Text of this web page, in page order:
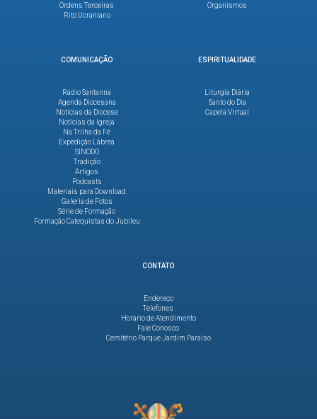
Ordens Terceiras
Rito Ucraniano
Organismos
COMUNICAÇÃO
Rádio Santanna
Agenda Diocesana
Notícias da Diocese
Notícias da Igreja
Na Trilha da Fé
Expedição Lábrea
SINODO
Tradição
Artigos
Podcasts
Materiais para Download
Galeria de Fotos
Série de Formação
Formação Catequistas do Jubileu
ESPIRITUALIDADE
Liturgia Diária
Santo do Dia
Capela Virtual
CONTATO
Endereço
Telefones
Horário de Atendimento
Fale Conosco
Cemitério Parque Jardim Paraíso